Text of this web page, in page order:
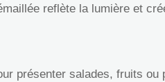
reflète la lumière et
présenter salades, fruits